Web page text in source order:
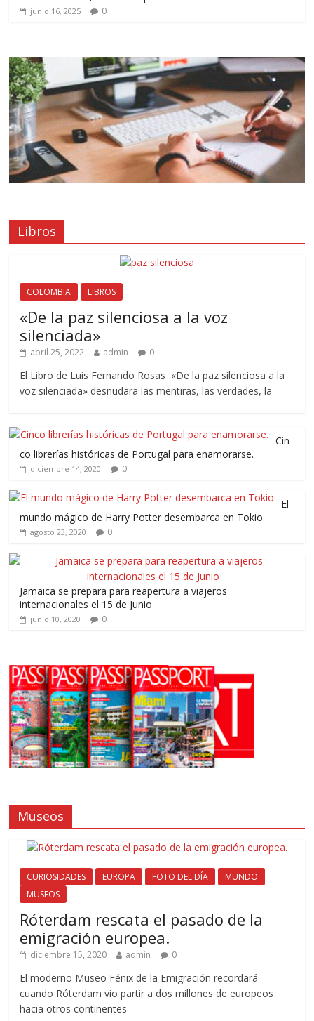
junio 16, 2025 0
Libros
COLOMBIA LIBROS
«De la paz silenciosa a la voz
silenciada»
abril 25, 2022 admin 0
El Libro de Luis Fernando Rosas «De la paz silenciosa a la
voz silenciada» desnudara las mentiras, las verdades, la
Cin
co librerías históricas de Portugal para enamorarse.
diciembre 14, 2020 0
El
mundo mágico de Harry Potter desembarca en Tokio
agosto 23, 2020 0
Jamaica se prepara para reapertura a viajeros
internacionales el 15 de Junio
junio 10, 2020 0
Museos
CURIOSIDADES EUROPA FOTO DEL DÍA
MUNDO
MUSEOS
Róterdam rescata el pasado de la
emigración europea.
diciembre 15, 2020 admin 0
El moderno Museo Fénix de la Emigración recordará
cuando Róterdam vio partir a dos millones de europeos
hacia otros continentes